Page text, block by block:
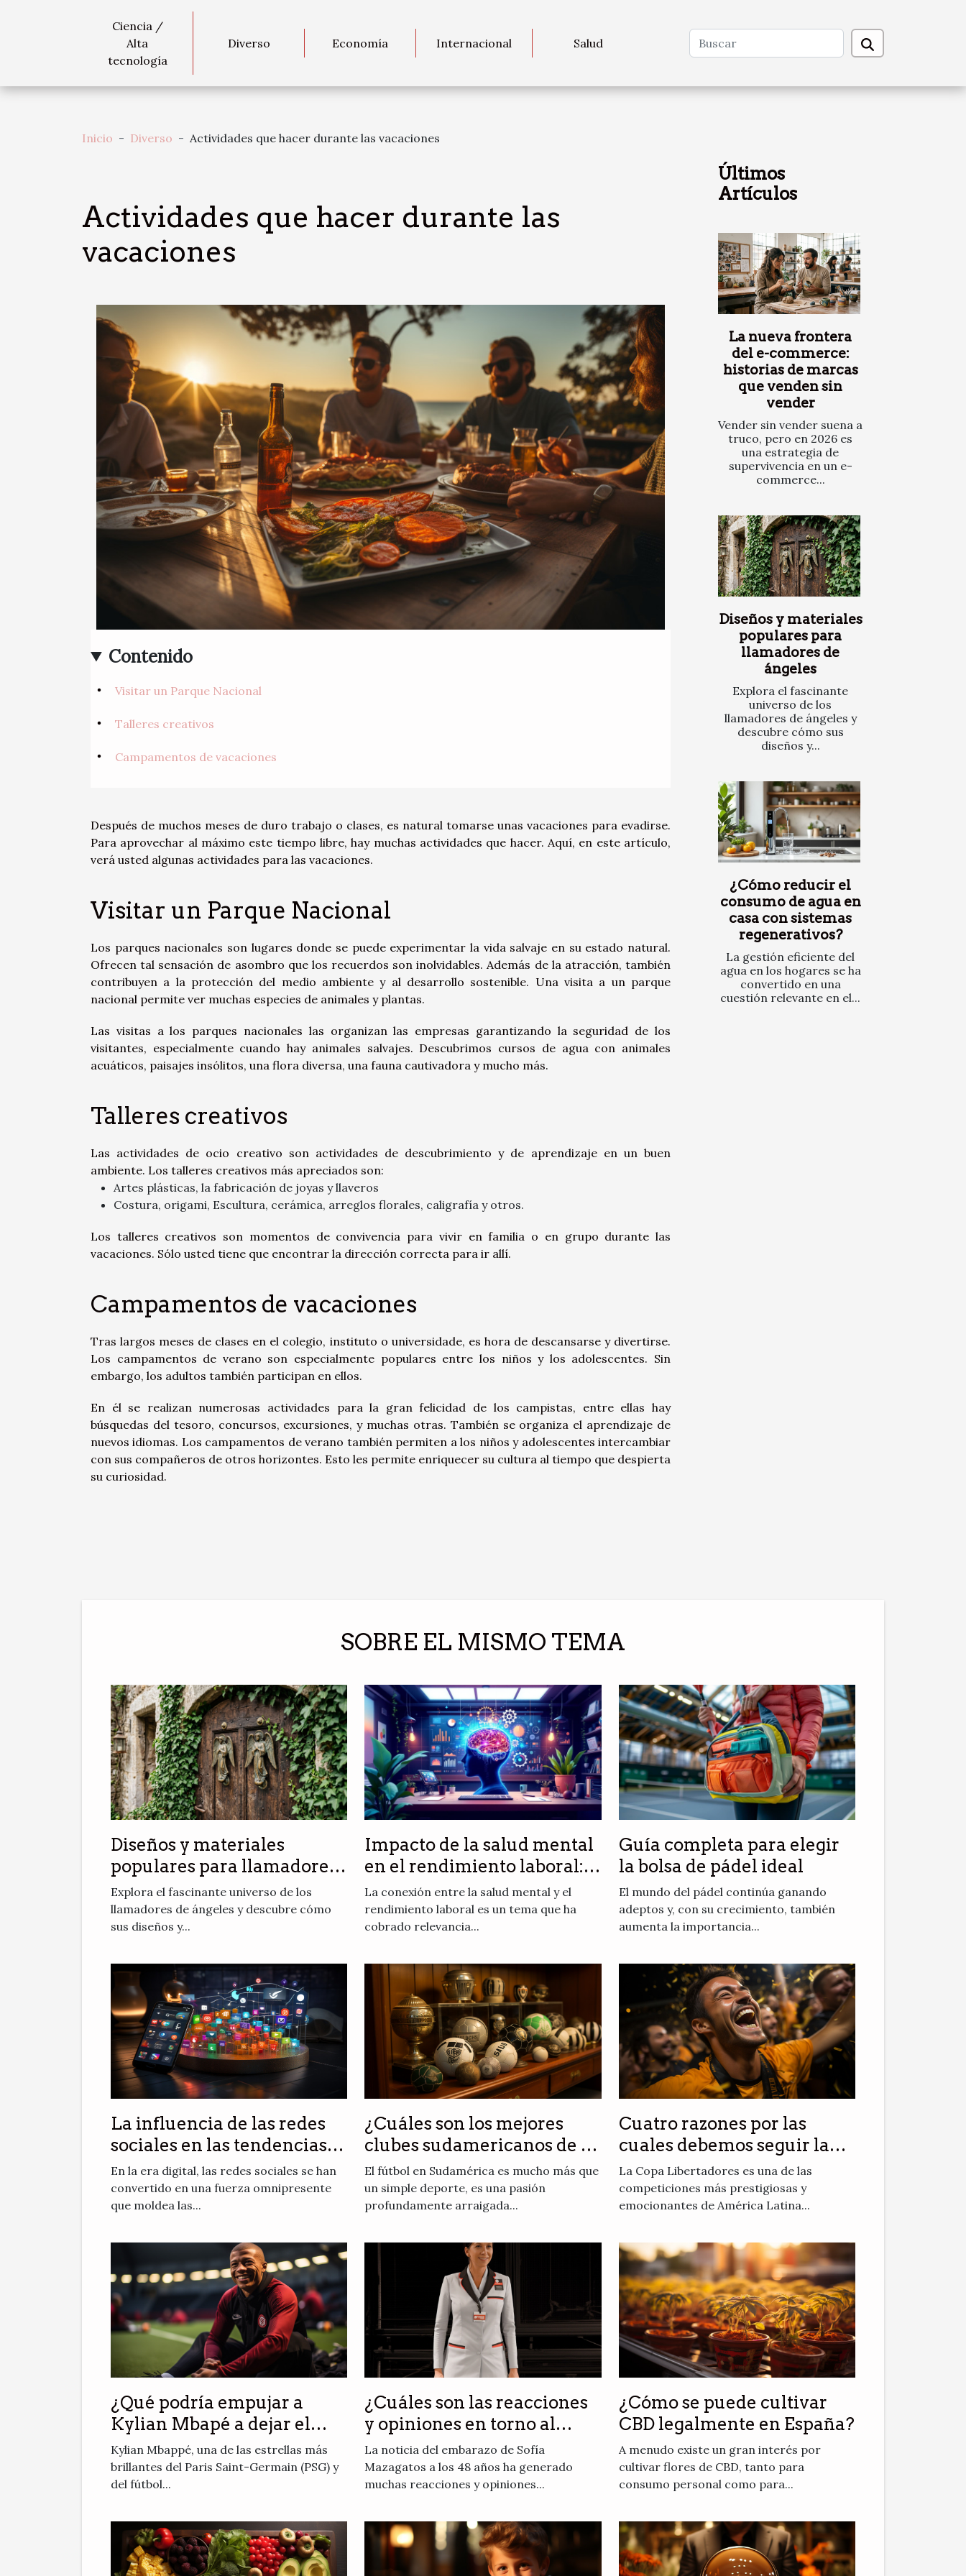
Ciencia /
Alta
tecnología
Diverso Economía Internacional Salud
Inicio Diverso Actividades que hacer durante las vacaciones
Actividades que hacer durante las
vacaciones
Contenido
Visitar un Parque Nacional
Talleres creativos
Campamentos de vacaciones
Después de muchos meses de duro trabajo o clases, es natural tomarse unas vacaciones para evadirse.
Para aprovechar al máximo este tiempo libre, hay muchas actividades que hacer. Aquí, en este artículo,
verá usted algunas actividades para las vacaciones.
Visitar un Parque Nacional
Los parques nacionales son lugares donde se puede experimentar la vida salvaje en su estado natural.
Ofrecen tal sensación de asombro que los recuerdos son inolvidables. Además de la atracción, también
contribuyen a la protección del medio ambiente y al desarrollo sostenible. Una visita a un parque
nacional permite ver muchas especies de animales y plantas.
Las visitas a los parques nacionales las organizan las empresas garantizando la seguridad de los
visitantes, especialmente cuando hay animales salvajes. Descubrimos cursos de agua con animales
acuáticos, paisajes insólitos, una flora diversa, una fauna cautivadora y mucho más.
Talleres creativos
Las actividades de ocio creativo son actividades de descubrimiento y de aprendizaje en un buen
ambiente. Los talleres creativos más apreciados son:
Artes plásticas, la fabricación de joyas y llaveros
Costura, origami, Escultura, cerámica, arreglos florales, caligrafía y otros.
Los talleres creativos son momentos de convivencia para vivir en familia o en grupo durante las
vacaciones. Sólo usted tiene que encontrar la dirección correcta para ir allí.
Campamentos de vacaciones
Tras largos meses de clases en el colegio, instituto o universidade, es hora de descansarse y divertirse.
Los campamentos de verano son especialmente populares entre los niños y los adolescentes. Sin
embargo, los adultos también participan en ellos.
En él se realizan numerosas actividades para la gran felicidad de los campistas, entre ellas hay
búsquedas del tesoro, concursos, excursiones, y muchas otras. También se organiza el aprendizaje de
nuevos idiomas. Los campamentos de verano también permiten a los niños y adolescentes intercambiar
con sus compañeros de otros horizontes. Esto les permite enriquecer su cultura al tiempo que despierta
su curiosidad.
Últimos
Artículos
La nueva frontera
del e-commerce:
historias de marcas
que venden sin
vender
Vender sin vender suena a
truco, pero en 2026 es
una estrategia de
supervivencia en un e-
commerce...
Diseños y materiales
populares para
llamadores de
ángeles
Explora el fascinante
universo de los
llamadores de ángeles y
descubre cómo sus
diseños y...
¿Cómo reducir el
consumo de agua en
casa con sistemas
regenerativos?
La gestión eficiente del
agua en los hogares se ha
convertido en una
cuestión relevante en el...
SOBRE EL MISMO TEMA
Diseños y materiales
populares para llamadores
de ángeles
Explora el fascinante universo de los
llamadores de ángeles y descubre cómo
sus diseños y...
Impacto de la salud mental
en el rendimiento laboral:
análisis y soluciones
La conexión entre la salud mental y el
rendimiento laboral es un tema que ha
cobrado relevancia...
Guía completa para elegir
la bolsa de pádel ideal
El mundo del pádel continúa ganando
adeptos y, con su crecimiento, también
aumenta la importancia...
La influencia de las redes
sociales en las tendencias
de apuestas deportivas
En la era digital, las redes sociales se han
convertido en una fuerza omnipresente
que moldea las...
¿Cuáles son los mejores
clubes sudamericanos de la
historia ?
El fútbol en Sudamérica es mucho más que
un simple deporte, es una pasión
profundamente arraigada...
Cuatro razones por las
cuales debemos seguir la
Copa Libertadores
La Copa Libertadores es una de las
competiciones más prestigiosas y
emocionantes de América Latina...
¿Qué podría empujar a
Kylian Mbapé a dejar el
PSG ?
Kylian Mbappé, una de las estrellas más
brillantes del Paris Saint-Germain (PSG) y
del fútbol...
¿Cuáles son las reacciones
y opiniones en torno al
embarazo de Sofía
Mazagatos a sus 48 años ?
La noticia del embarazo de Sofía
Mazagatos a los 48 años ha generado
muchas reacciones y opiniones...
¿Cómo se puede cultivar
CBD legalmente en España?
A menudo existe un gran interés por
cultivar flores de CBD, tanto para
consumo personal como para...